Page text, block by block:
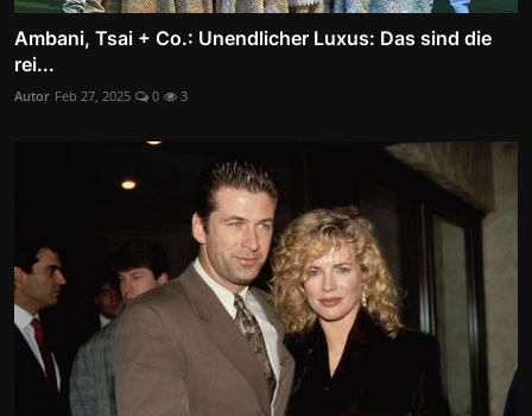
Ambani, Tsai + Co.: Unendlicher Luxus: Das sind die
rei...
Autor Feb 27, 2025 0 3